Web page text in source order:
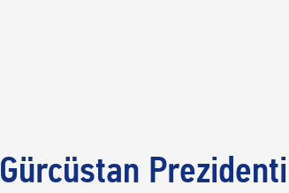
Gürcüstan